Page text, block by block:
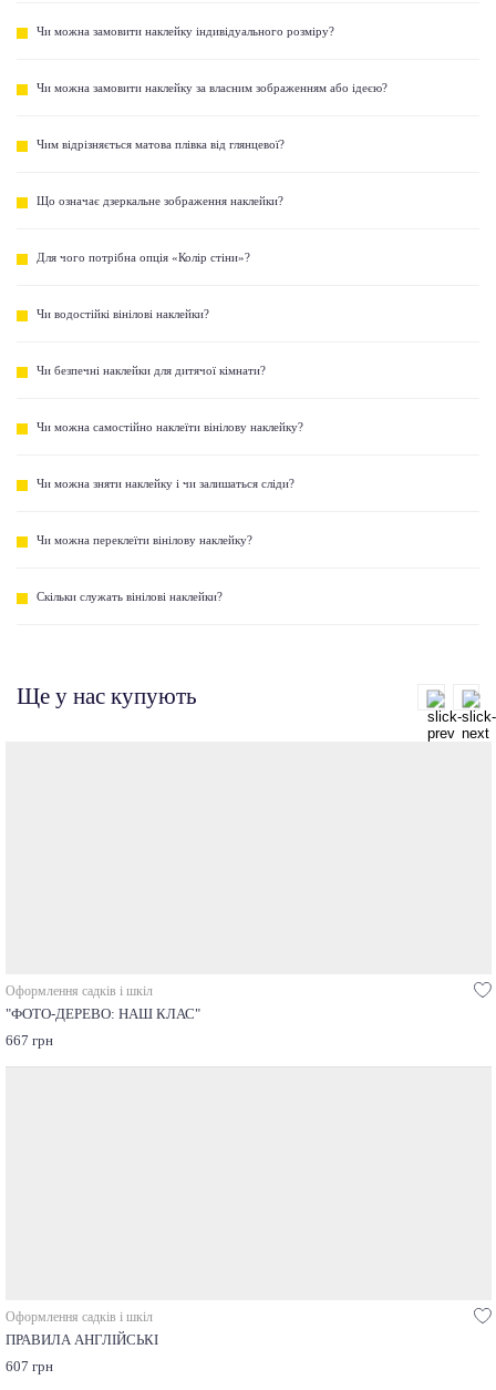
Чи можна замовити наклейку індивідуального розміру?
Чи можна замовити наклейку за власним зображенням або ідеєю?
Чим відрізняється матова плівка від глянцевої?
Що означає дзеркальне зображення наклейки?
Для чого потрібна опція «Колір стіни»?
Чи водостійкі вінілові наклейки?
Чи безпечні наклейки для дитячої кімнати?
Чи можна самостійно наклеїти вінілову наклейку?
Чи можна зняти наклейку і чи залишаться сліди?
Чи можна переклеїти вінілову наклейку?
Скільки служать вінілові наклейки?
Ще у нас купують
Оформлення садків і шкіл
"ФОТО-ДЕРЕВО: НАШ КЛАС"
667 грн
Оформлення садків і шкіл
ПРАВИЛА АНГЛІЙСЬКІ
607 грн